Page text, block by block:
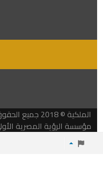
الملكية © 2018
مؤسسة الرؤية المصرية